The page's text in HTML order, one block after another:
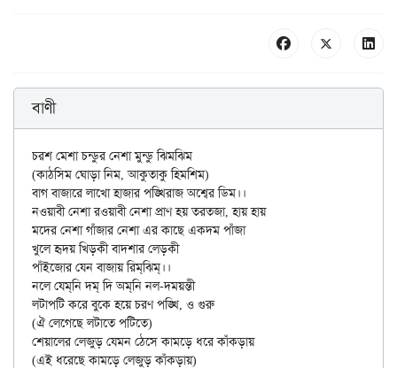
বাণী
চরশ মেশা চন্ডুর নেশা মুন্ডু ঝিমঝিম
(কাঠসিম ঘোড়া নিম, আকুতাকু হিমশিম)
বাগ বাজারে লাখো হাজার পঙ্খিরাজ অশ্বের ডিম।।
নওয়াবী নেশা রওয়াবী নেশা প্রাণ হয় তরতজা, হায় হায়
মদের নেশা গাঁজার নেশা এর কাছে একদম পাঁজা
খুলে হৃদয় খিড়কী বাদশার লেড়কী
পাঁইজোর যেন বাজায় রিম্‌ঝিম্‌।।
নলে যেম্‌নি দম্ দি অম্‌নি নল-দময়ন্তী
লটাপটি করে বুকে হয়ে চরণ পঙ্খি, ও গুরু
(ঐ লেগেছে লটাতে পটিতে)
শেয়ালের লেজুড় যেমন ঠেসে কামড়ে ধরে কাঁকড়ায়
(এই ধরেছে কামড়ে লেজুড় কাঁকড়ায়)